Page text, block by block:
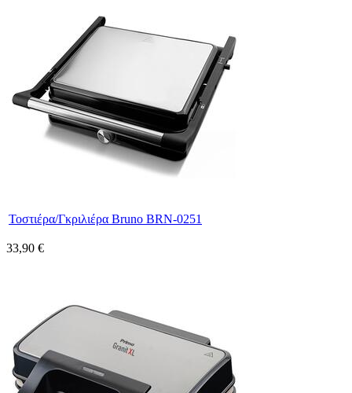
Τοστιέρα/Γκριλιέρα Bruno BRN-0251
33,90 €